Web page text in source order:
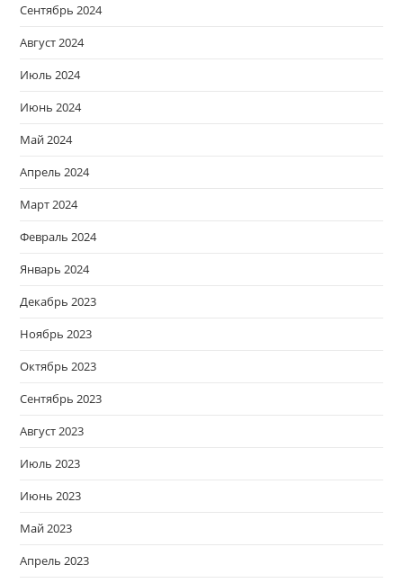
Сентябрь 2024
Август 2024
Июль 2024
Июнь 2024
Май 2024
Апрель 2024
Март 2024
Февраль 2024
Январь 2024
Декабрь 2023
Ноябрь 2023
Октябрь 2023
Сентябрь 2023
Август 2023
Июль 2023
Июнь 2023
Май 2023
Апрель 2023